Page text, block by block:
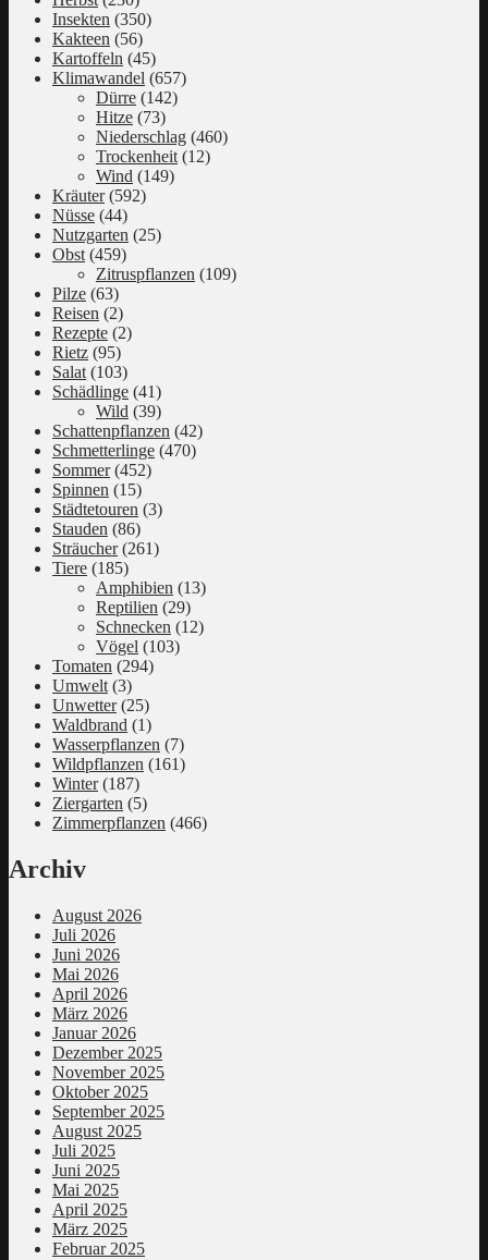
Insekten (350)
Kakteen (56)
Kartoffeln (45)
Klimawandel (657)
Dürre (142)
Hitze (73)
Niederschlag (460)
Trockenheit (12)
Wind (149)
Kräuter(592)
Nüsse (44)
Nutzgarten (25)
Obst (459)
Zitruspflanzen (109)
Pilze (63)
Reisen (2)
Rezepte (2)
Rietz (95)
Salat (103)
Schädlinge (41)
Wild (39)
Schattenpflanzen (42)
Schmetterlinge (470)
Sommer(452)
Spinnen (15)
Städtetouren (3)
Stauden (86)
Sträucher(261)
Tiere (185)
Amphibien (13)
Reptilien (29)
Schnecken (12)
Vögel (103)
Tomaten (294)
Umwelt (3)
Unwetter(25)
Waldbrand (1)
Wasserpflanzen (7)
Wildpflanzen (161)
Winter(187)
Ziergarten (5)
Zimmerpflanzen (466)
Archiv
August 2026
Juli 2026
Juni 2026
Mai 2026
April 2026
März 2026
Januar 2026
Dezember 2025
November 2025
Oktober 2025
September 2025
August 2025
Juli 2025
Juni 2025
Mai 2025
April 2025
März 2025
Februar 2025